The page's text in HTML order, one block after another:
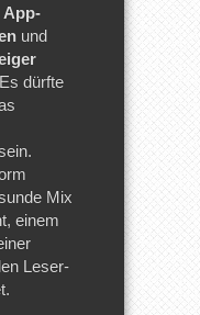
App-
und
dürfte
Mix
einem
Leser-